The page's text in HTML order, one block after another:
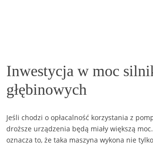
Inwestycja w moc
głębinowych
Jeśli chodzi o opłacalność korzystania z
droższe urządzenia będą miały większą
oznacza to, że taka maszyna wykona nie